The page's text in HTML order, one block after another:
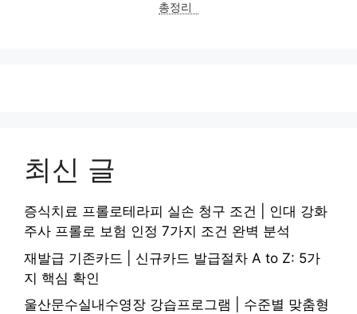
총정리
최신 글
증식치료 프롤로테라피 실손 청구 조건 | 인대 강화
주사 프롤로 보험 인정 7가지 조건 완벽 분석
재발급 기존카드 | 신규카드 발급절차 A to Z: 5가
지 핵심 확인
울산문수실내수영장 강습프로그램 | 수준별 맞춤형